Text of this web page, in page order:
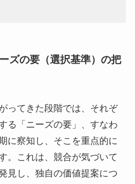
ズの要（選択基準）の把
ってきた段階では、それぞ
る「ニーズの要」、すなわ
に察知し、そこを重点的に
。これは、競合が気づいて
見し、独自の価値提案につ